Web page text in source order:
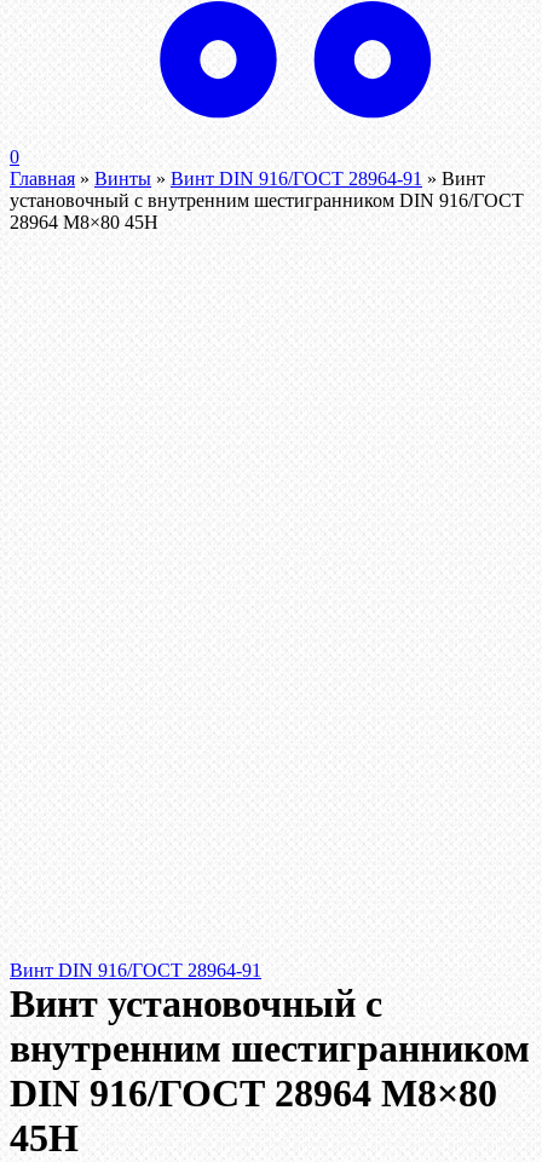
0
Главная » Винты » Винт DIN 916/ГОСТ 28964-91 » Винт
установочный с внутренним шестигранником DIN 916/ГОСТ
28964 М8×80 45Н
Винт DIN 916/ГОСТ 28964-91
Винт установочный с
внутренним шестигранником
DIN 916/ГОСТ 28964 М8×80
45Н